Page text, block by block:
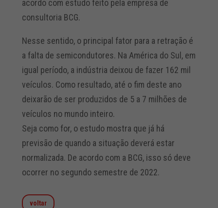
acordo com estudo feito pela empresa de
consultoria BCG.
Nesse sentido, o principal fator para a retração é
a falta de semicondutores. Na América do Sul, em
igual período, a indústria deixou de fazer 162 mil
veículos. Como resultado, até o fim deste ano
deixarão de ser produzidos de 5 a 7 milhões de
veículos no mundo inteiro.
Seja como for, o estudo mostra que já há
previsão de quando a situação deverá estar
normalizada. De acordo com a BCG, isso só deve
ocorrer no segundo semestre de 2022.
voltar